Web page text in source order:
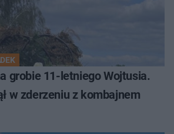
grobie 11-letniego Wojtusia.
w zderzeniu z kombajnem